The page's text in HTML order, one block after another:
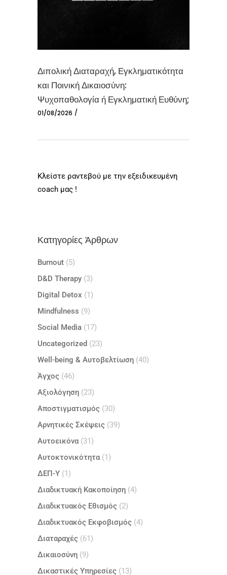
Διπολική Διαταραχή, Εγκληματικότητα
και Ποινική Δικαιοσύνη:
Ψυχοπαθολογία ή Εγκληματική Ευθύνη;
01/08/2026
Κλείστε ραντεβού με την εξειδικευμένη
coach μας !
Κατηγορίες Άρθρων
Burnout (5)
D&D Therapy (3)
Digital Detox (1)
Mindfulness (9)
Social Media (17)
Uncategorized (23)
Well-being & Αυτοβελτίωση (40)
Άγχος (46)
Αξιολόγηση (23)
Αποστιγματισμός (30)
Αρνητικές Σκέψεις (39)
Αυτοεικόνα(31)
Αυτοκτονικότητα(1)
ΔΕΠ-Υ (1)
Διαδικτυακή Κακοποίηση (4)
Διαδικτυακός Εθισμός (2)
Διαδικτυακός Εκφοβισμός (4)
Διαταραχές (61)
Δικαιοσύνη (9)
Δικαστικές Υπηρεσίες (13)